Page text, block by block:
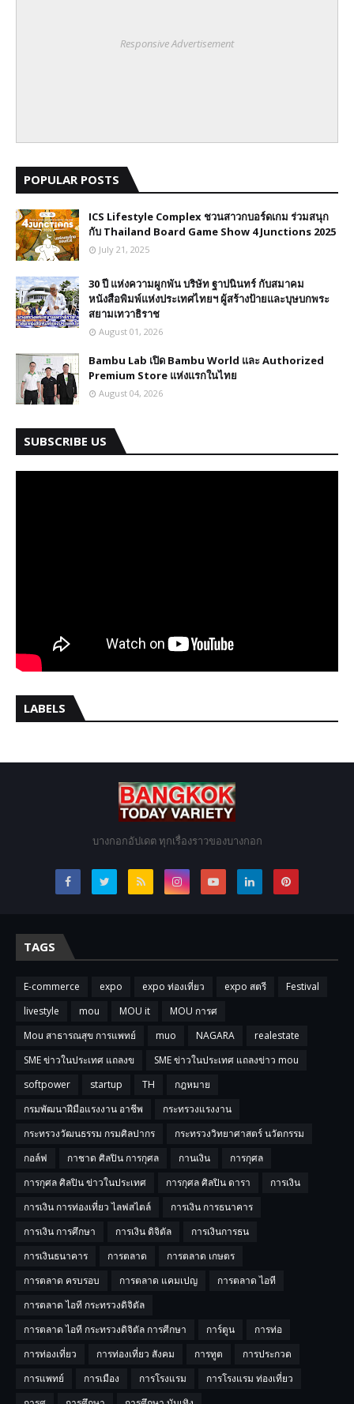
Responsive Advertisement
POPULAR POSTS
ICS Lifestyle Complex ชวนสาวกบอร์ดเกม ร่วมสนุก
กับ Thailand Board Game Show 4 Junctions 2025
July 21, 2025
30 ปี​ แห่งความผูกพัน บริษัท ฐาปนินทร์ กับสมาคม
หนังสือพิมพ์แห่งประเทศไทยฯ ผู้สร้างป้ายและบุษบกพระ
สยามเทวาธิราช
August 01, 2026
Bambu Lab เปิด Bambu World และ Authorized
Premium Store แห่งแรกในไทย
August 04, 2026
SUBSCRIBE US
LABELS
บางกอกอัปเดต ทุกเรื่องราวของบางกอก
TAGS
E-commerce expo expo ท่องเที่ยว expo สตรี
Festival
livestyle
mou MOU it
MOU การศ
Mou สาธารณสุข การแพทย์
muo NAGARA
realestate
SME ข่าวในประเทศ แถลงข
SME ข่าวในประเทศ แถลงข่าว mou
softpower
startup TH
กฎหมาย
กรมพัฒนาฝีมือแรงงาน อาชีพ
กระทรวงแรงงาน
กระทรวงวัฒนธรรม กรมศิลปากร
กระทรวงวิทยาศาสตร์ นวัตกรรม
กอล์ฟ
กาชาด ศิลปิน การกุศล กานเงิน
การกุศล
การกุศล ศิลปิน ข่าวในประเทศ
การกุศล ศิลปิน ดารา
การเงิน
การเงิน การท่องเที่ยว ไลฟสไตล์
การเงิน การธนาคาร
การเงิน การศึกษา
การเงิน ดิจิตัล
การเงินการธน
การเงินธนาคาร
การตลาด
การตลาด เกษตร
การตลาด ครบรอบ
การตลาด แคมเปญ
การตลาด ไอที
การตลาด ไอที กระทรวงดิจิตัล
การตลาด ไอที กระทรวงดิจิตัล การศีกษา
การ์ตูน
การท่อ
การท่องเที่ยว
การท่องเที่ยว สังคม การทูต
การประกวด
การแพทย์
การเมือง การโรงแรม
การโรงแรม ท่องเที่ยว